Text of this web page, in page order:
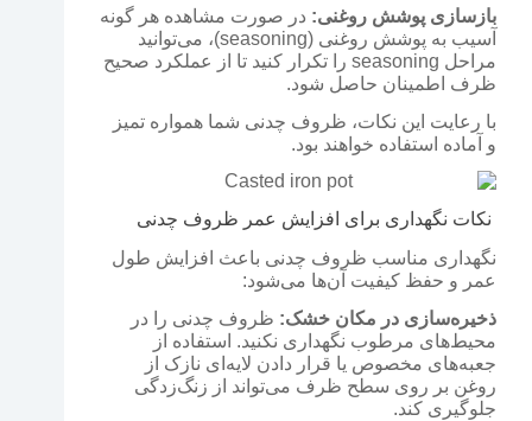
بازسازی پوشش روغنی: در صورت مشاهده هر گونه
آسیب به پوشش روغنی (seasoning)، می‌توانید
مراحل seasoning را تکرار کنید تا از عملکرد صحیح
ظرف اطمینان حاصل شود.
با رعایت این نکات، ظروف چدنی شما همواره تمیز
و آماده استفاده خواهند بود.
نکات نگهداری برای افزایش عمر ظروف چدنی
نگهداری مناسب ظروف چدنی باعث افزایش طول
عمر و حفظ کیفیت آن‌ها می‌شود:
ذخیره‌سازی در مکان خشک: ظروف چدنی را در
محیط‌های مرطوب نگهداری نکنید. استفاده از
جعبه‌های مخصوص یا قرار دادن لایه‌ای نازک از
روغن بر روی سطح ظرف می‌تواند از زنگ‌زدگی
جلوگیری کند.